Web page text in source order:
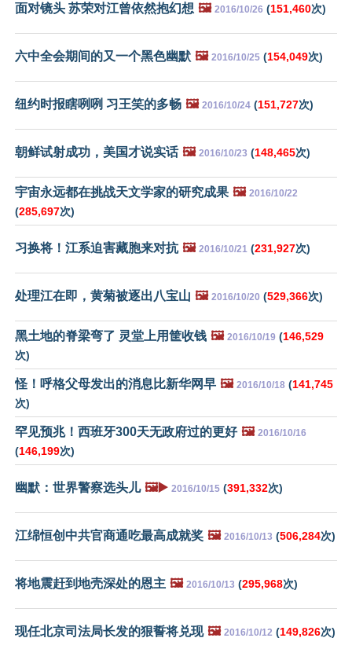
面对镜头 苏荣对江曾依然抱幻想 🖼️ 2016/10/26 (151,460次)
六中全会期间的又一个黑色幽默 🖼️ 2016/10/25 (154,049次)
纽约时报瞎咧咧 习王笑的多畅 🖼️ 2016/10/24 (151,727次)
朝鲜试射成功，美国才说实话 🖼️ 2016/10/23 (148,465次)
宇宙永远都在挑战天文学家的研究成果 🖼️ 2016/10/22
(285,697次)
习换将！江系迫害藏胞来对抗 🖼️ 2016/10/21 (231,927次)
处理江在即，黄菊被逐出八宝山 🖼️ 2016/10/20 (529,366次)
黑土地的脊梁弯了 灵堂上用筐收钱 🖼️ 2016/10/19 (146,529
次)
怪！呼格父母发出的消息比新华网早 🖼️ 2016/10/18 (141,745
次)
罕见预兆！西班牙300天无政府过的更好 🖼️ 2016/10/16
(146,199次)
幽默：世界警察选头儿 🖼️▶️ 2016/10/15 (391,332次)
江绵恒创中共官商通吃最高成就奖 🖼️ 2016/10/13 (506,284次)
将地震赶到地壳深处的恩主 🖼️ 2016/10/13 (295,968次)
现任北京司法局长发的狠誓将兑现 🖼️ 2016/10/12 (149,826次)